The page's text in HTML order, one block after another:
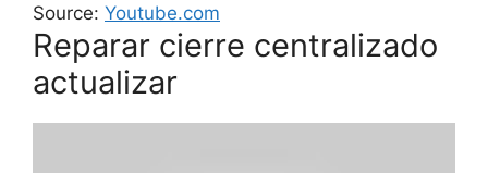
Source: Youtube.com
Reparar cierre centralizado
actualizar